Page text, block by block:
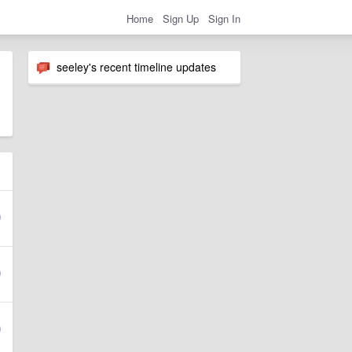
Home Sign Up Sign In
seeley's recent timeline updates